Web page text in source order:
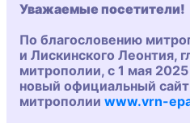
Уважаемые посетители!
По благословению
и Лискинского Леонтия,
митрополии, с 1 мая
новый официальный
митрополии www.vrn-